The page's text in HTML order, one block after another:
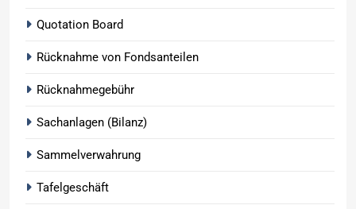
Quotation Board
Rücknahme von Fondsanteilen
Rücknahmegebühr
Sachanlagen (Bilanz)
Sammelverwahrung
Tafelgeschäft